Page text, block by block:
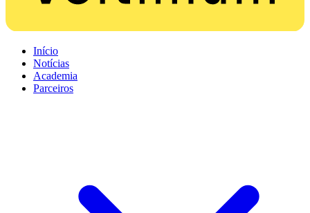
Início
Notícias
Academia
Parceiros